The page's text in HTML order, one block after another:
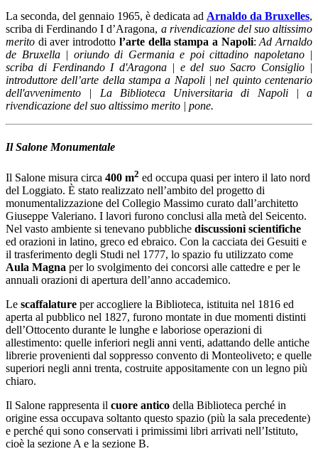
La seconda, del gennaio 1965, è dedicata ad Arnaldo da Bruxelles,
scriba di Ferdinando I d’Aragona, a rivendicazione del suo altissimo
merito di aver introdotto l’arte della stampa a Napoli:Ad Arnaldo
de Bruxella | oriundo di Germania e poi cittadino napoletano |
scriba di Ferdinando I d'Aragona | e del suo Sacro Consiglio |
introduttore dell’arte della stampa a Napoli | nel quinto centenario
dell'avvenimento | La Biblioteca Universitaria di Napoli | a
rivendicazione del suo altissimo merito | pone.
Il Salone Monumentale
Il Salone misura circa 400 m2 ed occupa quasi per intero il lato nord
del Loggiato. È stato realizzato nell’ambito del progetto di
monumentalizzazione del Collegio Massimo curato dall’architetto
Giuseppe Valeriano. I lavori furono conclusi alla metà del Seicento.
Nel vasto ambiente si tenevano pubbliche discussioni scientifiche
ed orazioni in latino, greco ed ebraico. Con la cacciata dei Gesuiti e
il trasferimento degli Studi nel 1777, lo spazio fu utilizzato come
Aula Magna per lo svolgimento dei concorsi alle cattedre e per le
annuali orazioni di apertura dell’anno accademico.
Le scaffalature per accogliere la Biblioteca, istituita nel 1816 ed
aperta al pubblico nel 1827, furono montate in due momenti distinti
dell’Ottocento durante le lunghe e laboriose operazioni di
allestimento: quelle inferiori negli anni venti, adattando delle antiche
librerie provenienti dal soppresso convento di Monteoliveto; e quelle
superiori negli anni trenta, costruite appositamente con un legno più
chiaro.
Il Salone rappresenta il cuore antico della Biblioteca perché in
origine essa occupava soltanto questo spazio (più la sala precedente)
e perché qui sono conservati i primissimi libri arrivati nell’Istituto,
cioè la sezione A e la sezione B.